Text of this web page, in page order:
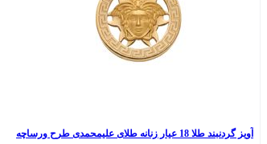
آویز گردنبند طلا 18 عیار زنانه طلای علیمحمدی طرح ورساچه